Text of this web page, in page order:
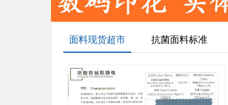
面料现货超市 抗菌面料标准